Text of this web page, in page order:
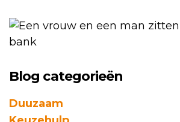
Blog categorieën
Duuzaam